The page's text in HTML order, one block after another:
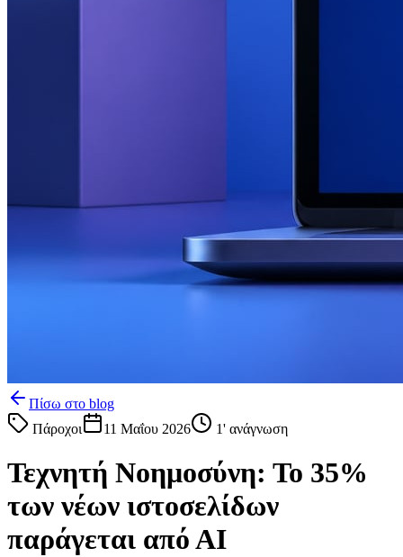
Πίσω στο blog
Πάροχοι
11 Μαΐου 2026 1' ανάγνωση
Τεχνητή Νοημοσύνη: Το 35%
των νέων ιστοσελίδων
παράγεται από ΑΙ